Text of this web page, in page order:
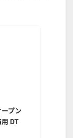
プン
DT